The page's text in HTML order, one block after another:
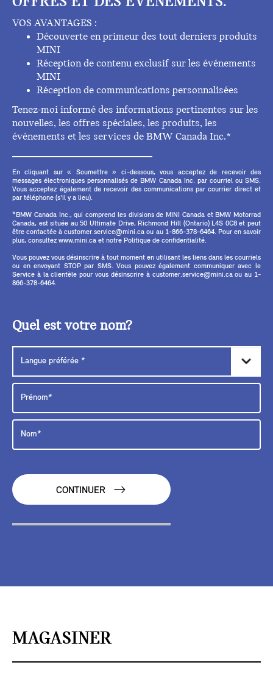
VOS AVANTAGES :
Découverte en primeur des tout derniers produits
MINI
Réception de contenu exclusif sur les événements
MINI
Réception de communications personnalisées
Tenez-moi informé des informations pertinentes sur les
nouvelles, les offres spéciales, les produits, les
événements et les services de BMW Canada Inc.*
En cliquant sur « Soumettre » ci-dessous, vous acceptez de recevoir des
messages électroniques personnalisés de BMW Canada Inc. par courriel ou SMS.
Vous acceptez également de recevoir des communications par courrier direct et
par téléphone (s'il y a lieu).
*BMW Canada Inc., qui comprend les divisions de MINI Canada et BMW Motorrad
Canada, est située au 50 Ultimate Drive, Richmond Hill (Ontario) L4S 0C8 et peut
être contactée à customer.service@mini.ca ou au 1-866-378-6464. Pour en savoir
plus, consultez www.mini.ca et notre Politique de confidentialité.
Vous pouvez vous désinscrire à tout moment en utilisant les liens dans les courriels
ou en envoyant STOP par SMS. Vous pouvez également communiquer avec le
Service à la clientèle pour vous désinscrire à customer.service@mini.ca ou au 1-
866-378-6464.
Quel est votre nom?
CONTINUER
MAGASINER